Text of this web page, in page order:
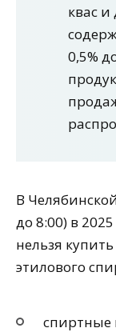
квас
0,5%
В
до 8:00) в
нельзя
этилового
спиртные